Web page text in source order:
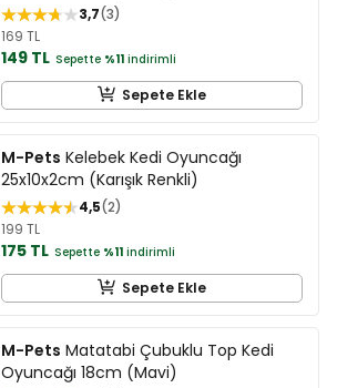
3,7 3
169 TL
149 TL Sepette %11 indirimli
Sepete Ekle
M-Pets Kelebek Kedi Oyuncağı
25x10x2cm (Karışık Renkli)
4,5 2
199 TL
175 TL Sepette %11 indirimli
Sepete Ekle
M-Pets Matatabi Çubuklu Top Kedi
Oyuncağı 18cm (Mavi)